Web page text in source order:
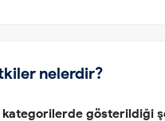
nelerdir?
gösterildiği